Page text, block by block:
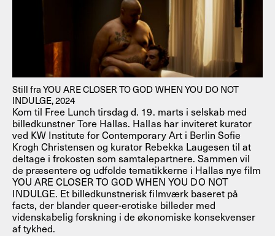
Still fra YOU ARE CLOSER TO GOD WHEN YOU DO NOT
INDULGE, 2024
Kom til Free Lunch tirsdag d. 19. marts i selskab med
billedkunstner Tore Hallas. Hallas har inviteret kurator
ved KW Institute for Contemporary Art i Berlin Sofie
Krogh Christensen og kurator Rebekka Laugesen til at
deltage i frokosten som samtalepartnere. Sammen vil
de præsentere og udfolde tematikkerne i Hallas nye film
YOU ARE CLOSER TO GOD WHEN YOU DO NOT
INDULGE. Et billedkunstnerisk filmværk baseret på
facts, der blander queer-erotiske billeder med
videnskabelig forskning i de økonomiske konsekvenser
af tykhed.